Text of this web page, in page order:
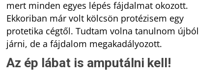
mert minden egyes lépés fájdalmat okozott.
Ekkoriban már volt kölcsön protézisem egy
protetika cégtől. Tudtam volna tanulnom újból
járni, de a fájdalom megakadályozott.
Az ép lábat is amputálni kell!